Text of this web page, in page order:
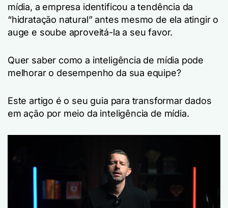
mídia, a empresa identificou a tendência da
“hidratação natural” antes mesmo de ela atingir o
auge e soube aproveitá-la a seu favor.
Quer saber como a inteligência de mídia pode
melhorar o desempenho da sua equipe?
Este artigo é o seu guia para transformar dados
em ação por meio da inteligência de mídia.